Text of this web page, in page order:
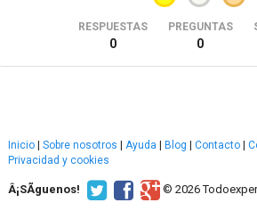
RESPUESTAS
0
PREGUNTAS
0
Inicio Sobre nosotros Ayuda Blog Contacto
Privacidad y cookies
Â¡SÃ­guenos! © 2026